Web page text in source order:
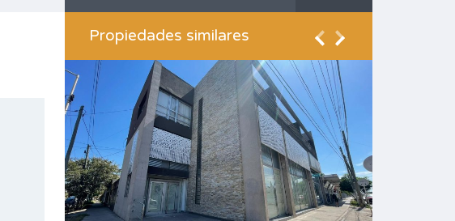
Propiedades similares